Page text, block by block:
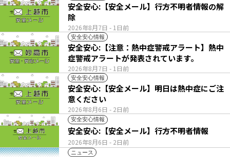
2026年8月7日 - 1日前
安全安心:【安全メール】行方不明者情報の解
除
安全安心情報
2026年8月7日 - 1日前
安全安心:【注意：熱中症警戒アラート】熱中
症警戒アラートが発表されています。
安全安心情報
2026年8月6日 - 2日前
安全安心:【安全メール】明日は熱中症にご注
意ください
安全安心情報
2026年8月6日 - 2日前
安全安心:【安全メール】行方不明者情報
ニュース